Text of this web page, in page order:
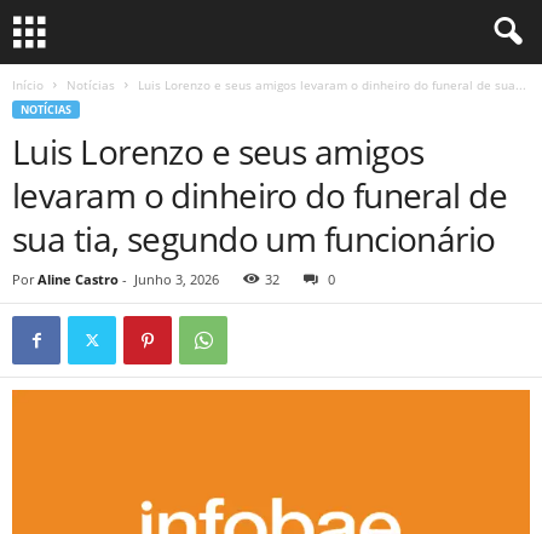
Início Notícias Luis Lorenzo e seus amigos levaram o dinheiro do funeral de sua...
NOTÍCIAS
Luis Lorenzo e seus amigos
levaram o dinheiro do funeral de
sua tia, segundo um funcionário
Por Aline Castro - Junho 3, 2026 32 0